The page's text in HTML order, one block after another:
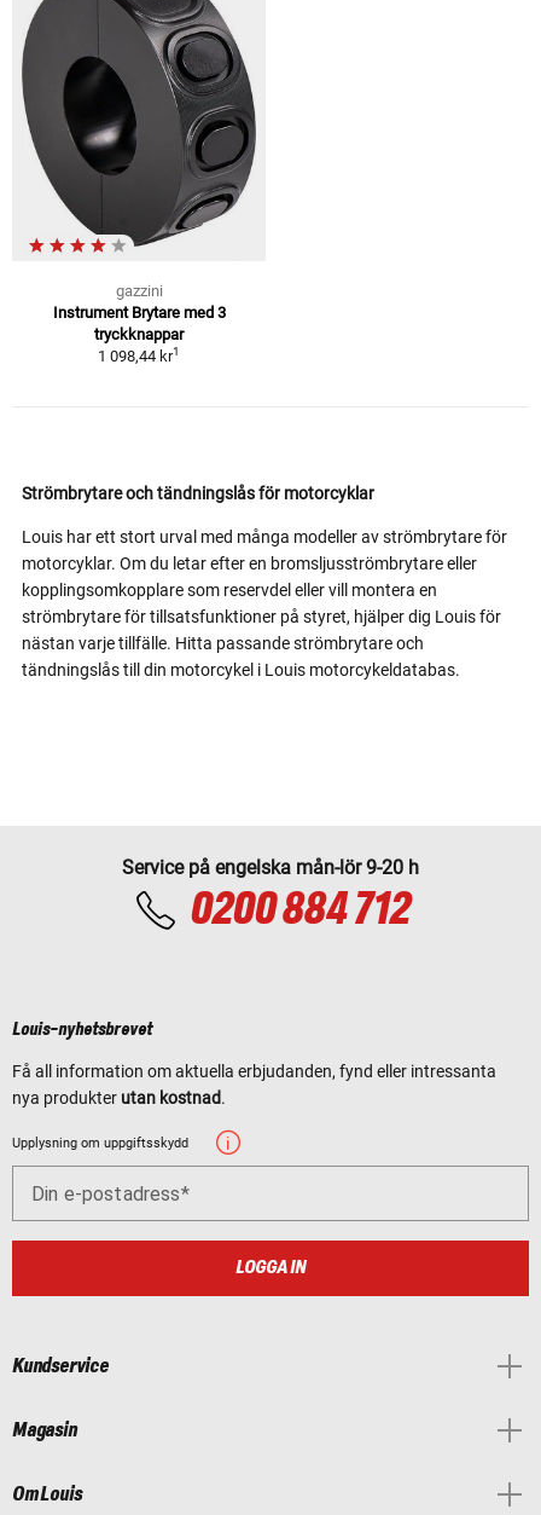
gazzini
Instrument Brytare med 3
tryckknappar
1 098,44 kr1
Strömbrytare och tändningslås för motorcyklar
Louis har ett stort urval med många modeller av strömbrytare för
motorcyklar. Om du letar efter en bromsljusströmbrytare eller
kopplingsomkopplare som reservdel eller vill montera en
strömbrytare för tillsatsfunktioner på styret, hjälper dig Louis för
nästan varje tillfälle. Hitta passande strömbrytare och
tändningslås till din motorcykel i Louis motorcykeldatabas.
Service på engelska mån-lör 9-20 h
0200 884 712
Louis-nyhetsbrevet
Få all information om aktuella erbjudanden, fynd eller intressanta
nya produkter utan kostnad.
Upplysning om uppgiftsskydd
Din e-postadress
LOGGA IN
Kundservice
Magasin
Om Louis